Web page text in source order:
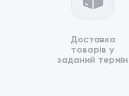
Доставка
товарів у
заданий термін